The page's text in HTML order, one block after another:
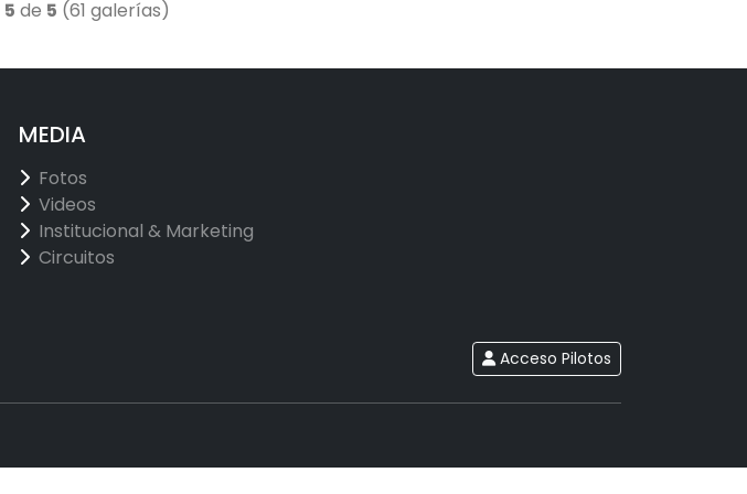
5 de 5 (61 galerías)
MEDIA
Fotos
Videos
Institucional & Marketing
Circuitos
Acceso Pilotos